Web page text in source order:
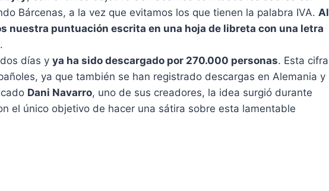
Bárcenas, a la vez que evitamos los que tienen la palabra IVA. Al
nuestra puntuación escrita en una hoja de libreta con una letra
.
dí­as y ya ha sido descargado por 270.000 personas. Esta cifra
ya que también se han registrado descargas en Alemania y
Dani Navarro, uno de sus creadores, la idea surgió durante
el único objetivo de hacer una sátira sobre esta lamentable